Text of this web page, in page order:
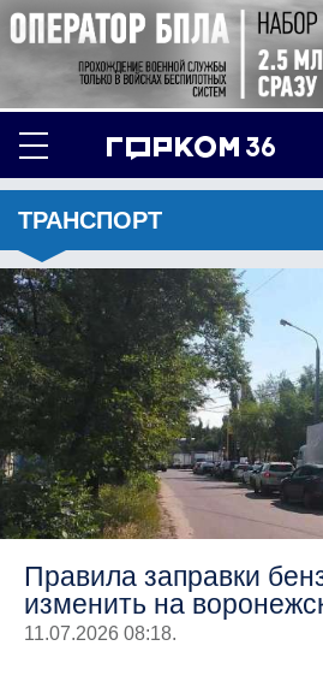
ТРАНСПОРТ
Правила заправки
изменить на
11.07.2026 08:18.